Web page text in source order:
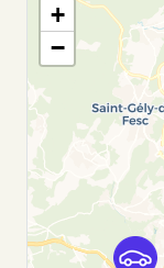
Voir l'agence
Free2move
905 rue de
Voir l'agence
+
−